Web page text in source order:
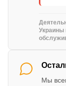
Украины
Мы